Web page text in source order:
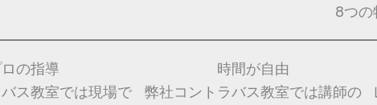
8つの
の指導
ス教室では現場で
時間が自由
弊社コントラバス教室では講師の